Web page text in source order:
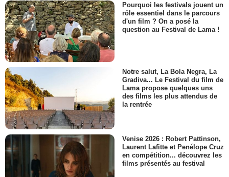
Pourquoi les festivals jouent un
rôle essentiel dans le parcours
d'un film ? On a posé la
question au Festival de Lama !
Notre salut, La Bola Negra, La
Gradiva... Le Festival du film de
Lama propose quelques uns
des films les plus attendus de
la rentrée
Venise 2026 : Robert Pattinson,
Laurent Lafitte et Penélope Cruz
en compétition... découvrez les
films présentés au festival